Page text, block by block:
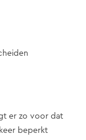
er zo voor dat
beperkt